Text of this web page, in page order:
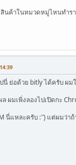
นค้าในหมวดหมู่ไหนทำร
ปนี่ ย่อด้วย bitly ได้ครับ ผม
ล ผมเพิ่งลองไปเปิดกะ
นี่แหละครับ :") แต่ผมว่า